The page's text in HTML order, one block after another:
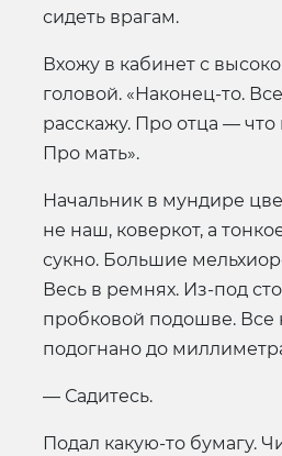
сидеть врагам.
Вхожу в кабинет с
головой. «Наконец-то.
расскажу. Про отца — что
Про мать».
Начальник в мундире
не наш, коверкот, а
сукно. Большие
Весь в ремнях. Из-под
пробковой подошве. Все
подогнано до
— Садитесь.
Подал какую-то бумагу.